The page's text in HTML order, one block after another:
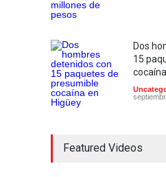
Dos
15
Featured Videos